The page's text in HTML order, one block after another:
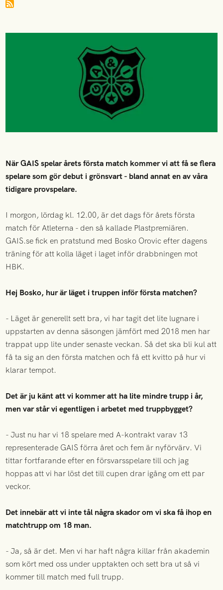
När GAIS spelar årets första match kommer vi att få se flera
spelare som gör debut i grönsvart - bland annat en av våra
tidigare provspelare.
I morgon, lördag kl. 12.00, är det dags för årets första
match för Atleterna - den så kallade Plastpremiären.
GAIS.se fick en pratstund med Bosko Orovic efter dagens
träning för att kolla läget i laget inför drabbningen mot
HBK.
Hej Bosko, hur är läget i truppen inför första matchen?
- Läget är generellt sett bra, vi har tagit det lite lugnare i
uppstarten av denna säsongen jämfört med 2018 men har
trappat upp lite under senaste veckan. Så det ska bli kul att
få ta sig an den första matchen och få ett kvitto på hur vi
klarar tempot.
Det är ju känt att vi kommer att ha lite mindre trupp i år,
men var står vi egentligen i arbetet med truppbygget?
- Just nu har vi 18 spelare med A-kontrakt varav 13
representerade GAIS förra året och fem är nyförvärv. Vi
tittar fortfarande efter en försvarsspelare till och jag
hoppas att vi har löst det till cupen drar igång om ett par
veckor.
Det innebär att vi inte tål några skador om vi ska få ihop en
matchtrupp om 18 man.
- Ja, så är det. Men vi har haft några killar från akademin
som kört med oss under upptakten och sett bra ut så vi
kommer till match med full trupp.